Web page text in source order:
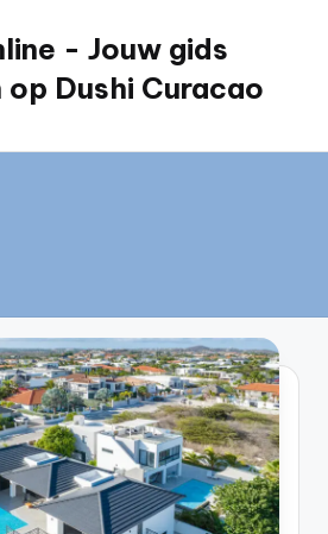
- Jouw gids
Dushi Curacao